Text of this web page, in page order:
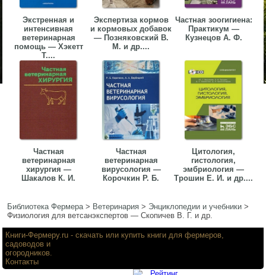
Экстренная и
интенсивная
ветеринарная
помощь — Хэкетт
Т....
Экспертиза кормов
и кормовых добавок
— Позняковский В.
М. и др....
Частная зоогигиена:
Практикум —
Кузнецов А. Ф.
Частная
ветеринарная
хирургия —
Шакалов К. И.
Частная
ветеринарная
вирусология —
Корочкин Р. Б.
Цитология,
гистология,
эмбриология —
Трошин Е. И. и др....
Библиотека Фермера> Ветеринария > Энциклопедии и учебники >
Физиология для ветсанэкспертов — Скопичев В. Г. и др.
Книги-Фермеру.ru - скачать или купить книги для фермеров,
садоводов и
огородников.
Контакты